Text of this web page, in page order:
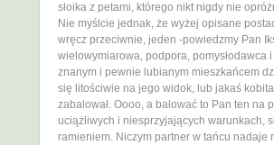
słoika z petami, którego nikt nigdy nie
Nie myślcie jednak, że wyżej opisane
wręcz przeciwnie, jeden -powiedzmy Pan
wielowymiarowa, podpora, pomysłodawca
znanym i pewnie lubianym mieszkańcem
się litościwie na jego widok, lub jakaś
zabalował. Oooo, a balować to Pan ten na
uciążliwych i niesprzyjających warunkach,
ramieniem. Niczym partner w tańcu nadaje